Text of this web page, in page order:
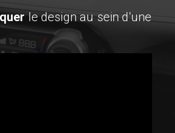
le design au sein d'une